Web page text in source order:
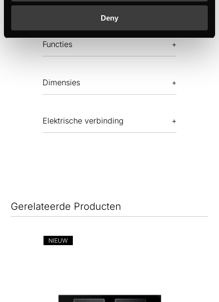
Deny
EU PRODUCTKAART
Functies
Dimensies
Elektrische verbinding
Gerelateerde Producten
NIEUW